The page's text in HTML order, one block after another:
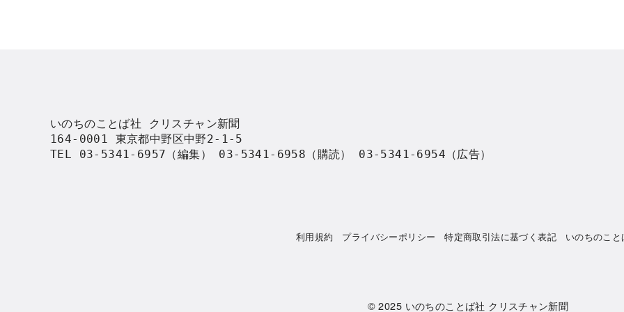
いのちのことば社 クリスチャン新聞
164-0001 東京都中野区中野2-1-5
TEL 03-5341-6957（編集） 03-5341-6958（購読） 03-5341-6954（広告）
利用規約 プライバシーポリシー 特定商取引法に基づく表記 いのちのこと
© 2025 いのちのことば社 クリスチャン新聞